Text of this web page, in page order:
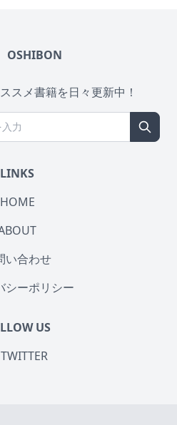
OSHIBON
スメ書籍を日々更新中！
LINKS
HOME
い合わせ
シーポリシー
US
TWITTER